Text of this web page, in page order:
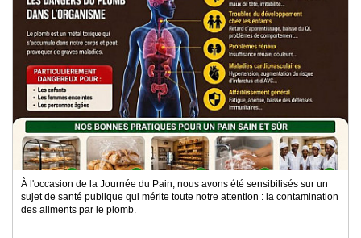
Gazette
Vidéos
Médias
groupe
Blogs
Prémium
Inscription
annuaire
À l'occasion de la Journée du Pain, nous avons été sensibilisés sur un
sujet de santé publique qui mérite toute notre attention : la contamination
des aliments par le plomb.